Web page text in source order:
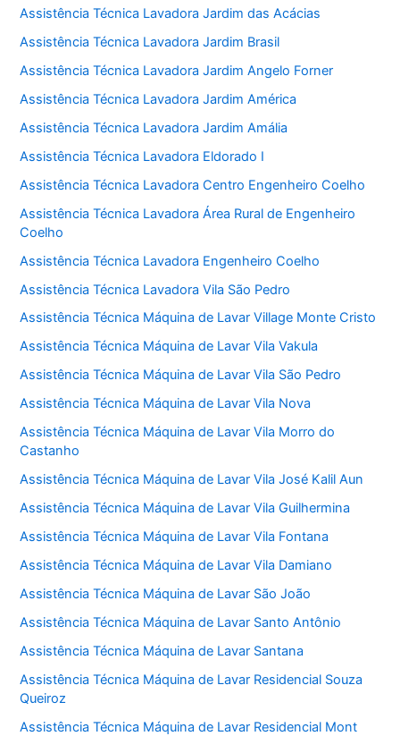
Assistência Técnica Lavadora Jardim das Acácias
Assistência Técnica Lavadora Jardim Brasil
Assistência Técnica Lavadora Jardim Angelo Forner
Assistência Técnica Lavadora Jardim América
Assistência Técnica Lavadora Jardim Amália
Assistência Técnica Lavadora Eldorado I
Assistência Técnica Lavadora Centro Engenheiro Coelho
Assistência Técnica Lavadora Área Rural de Engenheiro
Coelho
Assistência Técnica Lavadora Engenheiro Coelho
Assistência Técnica Lavadora Vila São Pedro
Assistência Técnica Máquina de Lavar Village Monte Cristo
Assistência Técnica Máquina de Lavar Vila Vakula
Assistência Técnica Máquina de Lavar Vila São Pedro
Assistência Técnica Máquina de Lavar Vila Nova
Assistência Técnica Máquina de Lavar Vila Morro do
Castanho
Assistência Técnica Máquina de Lavar Vila José Kalil Aun
Assistência Técnica Máquina de Lavar Vila Guilhermina
Assistência Técnica Máquina de Lavar Vila Fontana
Assistência Técnica Máquina de Lavar Vila Damiano
Assistência Técnica Máquina de Lavar São João
Assistência Técnica Máquina de Lavar Santo Antônio
Assistência Técnica Máquina de Lavar Santana
Assistência Técnica Máquina de Lavar Residencial Souza
Queiroz
Assistência Técnica Máquina de Lavar Residencial Mont